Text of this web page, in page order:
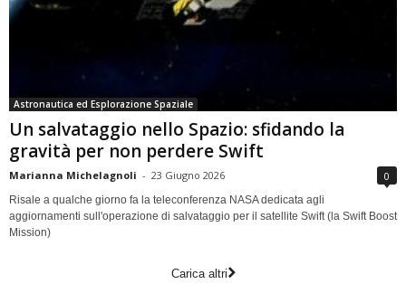
Astronautica ed Esplorazione Spaziale
Un salvataggio nello Spazio: sfidando la
gravità per non perdere Swift
Marianna Michelagnoli - 23 Giugno 2026 0
Risale a qualche giorno fa la teleconferenza NASA dedicata agli
aggiornamenti sull'operazione di salvataggio per il satellite Swift (la Swift Boost
Mission)
Carica altri